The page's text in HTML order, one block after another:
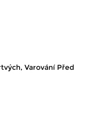
Varování Před